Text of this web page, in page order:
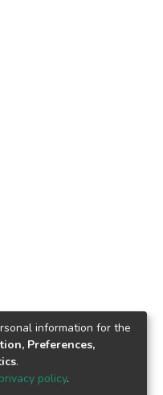
information for the
Preferences,
.
privacy policy.